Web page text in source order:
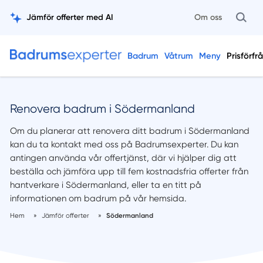
Jämför offerter med AI Om oss
Badrum Våtrum Meny
Renovera badrum i Södermanland
Om du planerar att renovera ditt badrum i Södermanland
kan du ta kontakt med oss på Badrumsexperter. Du kan
antingen använda vår offertjänst, där vi hjälper dig att
beställa och jämföra upp till fem kostnadsfria offerter från
hantverkare i Södermanland, eller ta en titt på
informationen om badrum på vår hemsida.
Hem » Jämför offerter » Södermanland